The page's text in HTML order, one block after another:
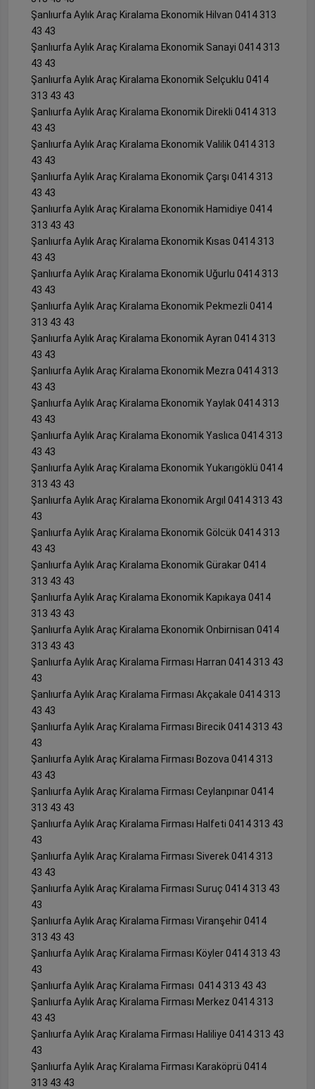
Şanlıurfa Aylık Araç Kiralama Ekonomik Hilvan 0414 313
43 43
Şanlıurfa Aylık Araç Kiralama Ekonomik Sanayi 0414 313
43 43
Şanlıurfa Aylık Araç Kiralama Ekonomik Selçuklu 0414
313 43 43
Şanlıurfa Aylık Araç Kiralama Ekonomik Direkli 0414 313
43 43
Şanlıurfa Aylık Araç Kiralama Ekonomik Valilik 0414 313
43 43
Şanlıurfa Aylık Araç Kiralama Ekonomik Çarşı 0414 313
43 43
Şanlıurfa Aylık Araç Kiralama Ekonomik Hamidiye 0414
313 43 43
Şanlıurfa Aylık Araç Kiralama Ekonomik Kısas 0414 313
43 43
Şanlıurfa Aylık Araç Kiralama Ekonomik Uğurlu 0414 313
43 43
Şanlıurfa Aylık Araç Kiralama Ekonomik Pekmezli 0414
313 43 43
Şanlıurfa Aylık Araç Kiralama Ekonomik Ayran 0414 313
43 43
Şanlıurfa Aylık Araç Kiralama Ekonomik Mezra 0414 313
43 43
Şanlıurfa Aylık Araç Kiralama Ekonomik Yaylak 0414 313
43 43
Şanlıurfa Aylık Araç Kiralama Ekonomik Yaslıca 0414 313
43 43
Şanlıurfa Aylık Araç Kiralama Ekonomik Yukarıgöklü 0414
313 43 43
Şanlıurfa Aylık Araç Kiralama Ekonomik Argıl 0414 313 43
43
Şanlıurfa Aylık Araç Kiralama Ekonomik Gölcük 0414 313
43 43
Şanlıurfa Aylık Araç Kiralama Ekonomik Gürakar 0414
313 43 43
Şanlıurfa Aylık Araç Kiralama Ekonomik Kapıkaya 0414
313 43 43
Şanlıurfa Aylık Araç Kiralama Ekonomik Onbirnisan 0414
313 43 43
Şanlıurfa Aylık Araç Kiralama Firması Harran 0414 313 43
43
Şanlıurfa Aylık Araç Kiralama Firması Akçakale 0414 313
43 43
Şanlıurfa Aylık Araç Kiralama Firması Birecik 0414 313 43
43
Şanlıurfa Aylık Araç Kiralama Firması Bozova 0414 313
43 43
Şanlıurfa Aylık Araç Kiralama Firması Ceylanpınar 0414
313 43 43
Şanlıurfa Aylık Araç Kiralama Firması Halfeti 0414 313 43
43
Şanlıurfa Aylık Araç Kiralama Firması Siverek 0414 313
43 43
Şanlıurfa Aylık Araç Kiralama Firması Suruç 0414 313 43
43
Şanlıurfa Aylık Araç Kiralama Firması Viranşehir 0414
313 43 43
Şanlıurfa Aylık Araç Kiralama Firması Köyler 0414 313 43
43
Şanlıurfa Aylık Araç Kiralama Firması 0414 313 43 43
Şanlıurfa Aylık Araç Kiralama Firması Merkez 0414 313
43 43
Şanlıurfa Aylık Araç Kiralama Firması Haliliye 0414 313 43
43
Şanlıurfa Aylık Araç Kiralama Firması Karaköprü 0414
313 43 43